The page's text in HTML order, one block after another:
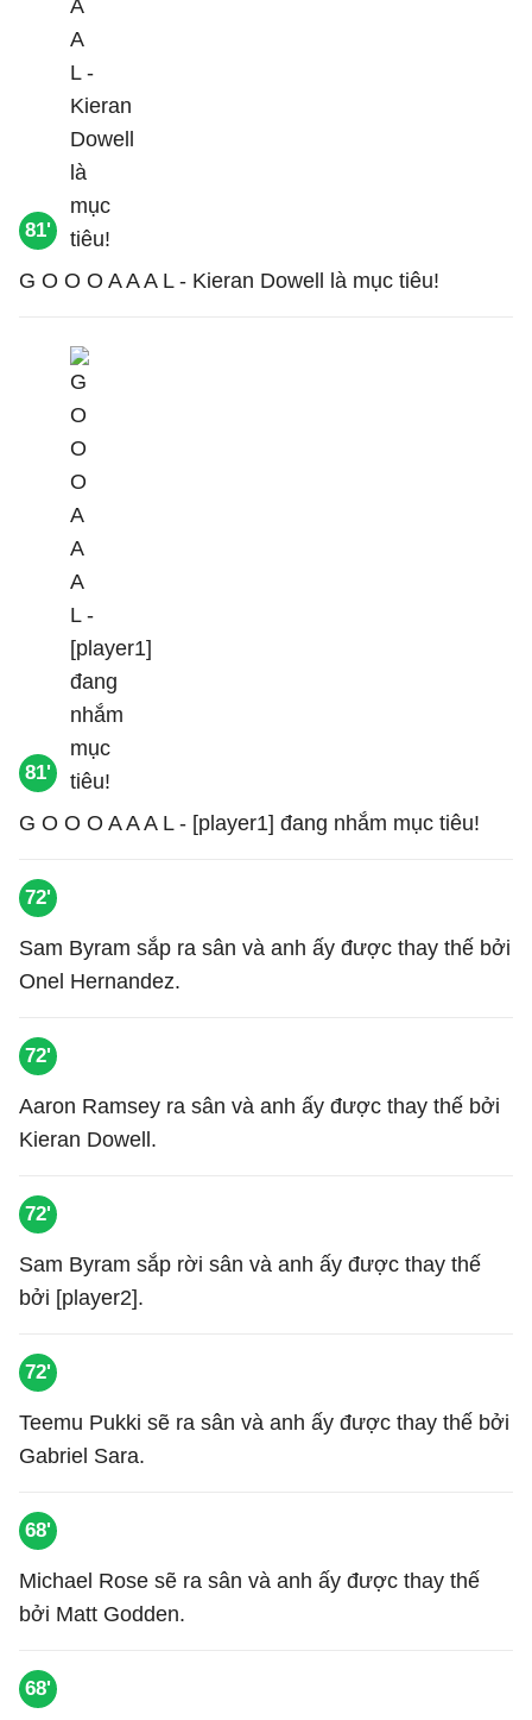
81'
G O O O A A A L - Kieran Dowell là mục tiêu!
81'
G O O O A A A L - [player1] đang nhắm mục tiêu!
72'
Sam Byram sắp ra sân và anh ấy được thay thế bởi
Onel Hernandez.
72'
Aaron Ramsey ra sân và anh ấy được thay thế bởi
Kieran Dowell.
72'
Sam Byram sắp rời sân và anh ấy được thay thế
bởi [player2].
72'
Teemu Pukki sẽ ra sân và anh ấy được thay thế bởi
Gabriel Sara.
68'
Michael Rose sẽ ra sân và anh ấy được thay thế
bởi Matt Godden.
68'